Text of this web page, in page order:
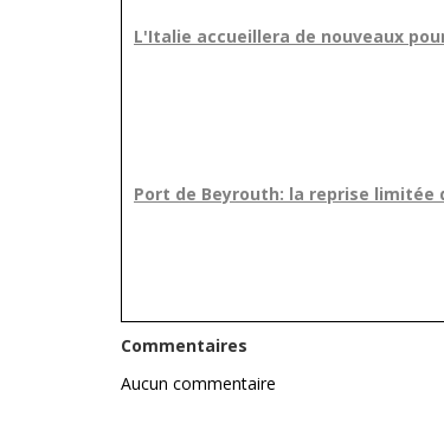
L'Italie accueillera de nouveaux
Port de Beyrouth: la reprise limitée
Commentaires
Aucun commentaire